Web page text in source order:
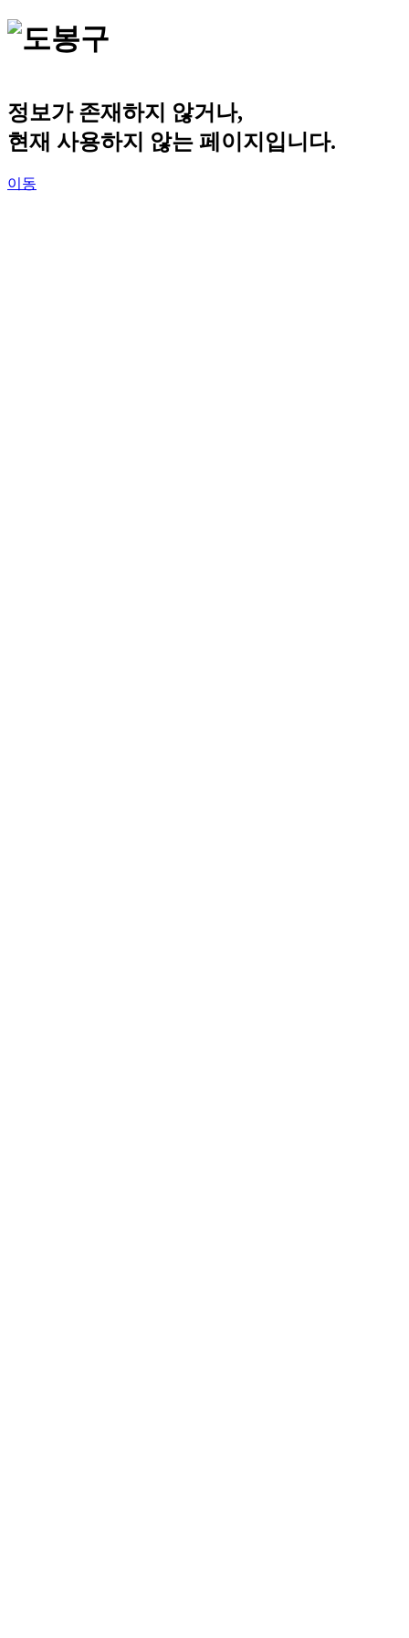
정보가 존재하지 않거나,
현재 사용하지 않는 페이지입니다.
이동